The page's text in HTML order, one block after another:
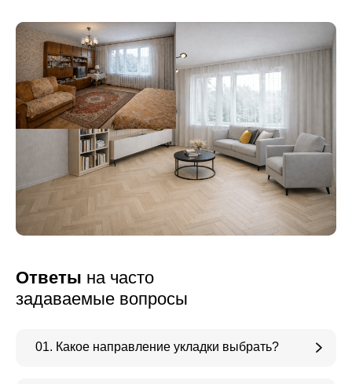
Ответы на часто
задаваемые вопросы
01. Какое направление укладки выбрать?